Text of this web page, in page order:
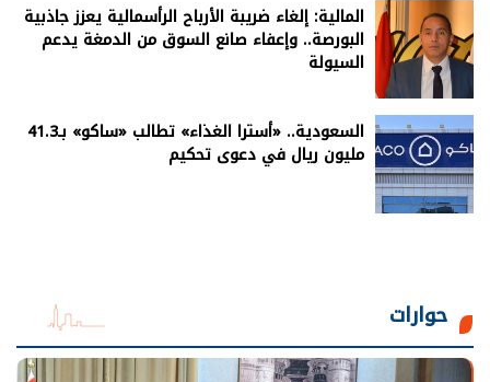
المالية: إلغاء ضريبة الأرباح الرأسمالية يعزز جاذبية
البورصة.. وإعفاء صانع السوق من الدمغة يدعم
السيولة
السعودية.. «أسترا الغذاء» تطالب «ساكو» بـ41.3
مليون ريال في دعوى تحكيم
حوارات